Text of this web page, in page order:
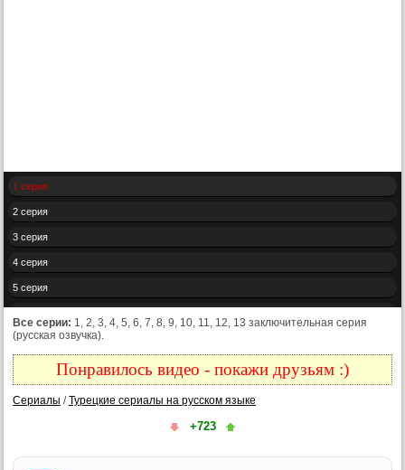
1 серия
2 серия
3 серия
4 серия
5 серия
7 серия
8 серия
12 серия
Все серии: 1, 2, 3, 4, 5, 6, 7, 8, 9, 10, 11, 12, 13 заключительная серия
(русская озвучка).
Понравилось видео - покажи друзьям :)
Сериалы /Турецкие сериалы на русском языке
+723